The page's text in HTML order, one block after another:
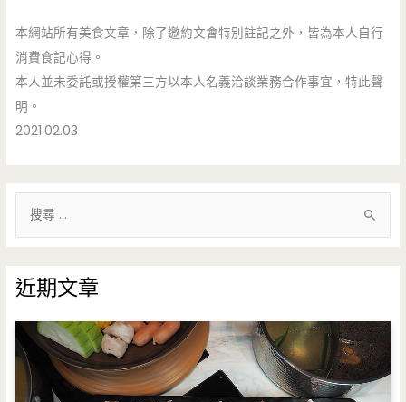
本網站所有美食文章，除了邀約文會特別註記之外，皆為本人自行
消費食記心得。
本人並未委託或授權第三方以本人名義洽談業務合作事宜，特此聲
明。
2021.02.03
鍵
字
:
近期文章